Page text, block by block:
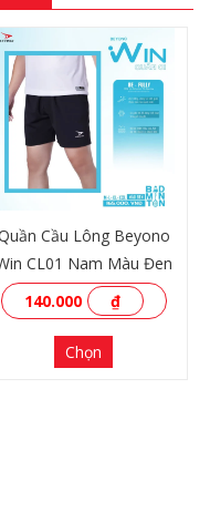
Cầu Lông Beyono
CL01 Nam Màu Đen
140.000
₫
Chọn